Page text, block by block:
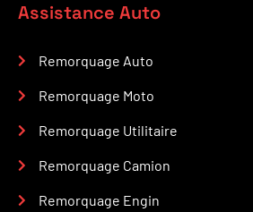
Assistance Auto
Remorquage Auto
Remorquage Moto
Remorquage Utilitaire
Remorquage Camion
Remorquage Engin